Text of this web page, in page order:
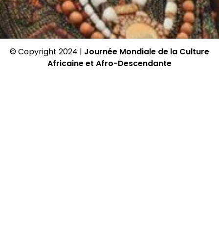
© Copyright 2024 | Journée Mondiale de la Culture
Africaine et Afro-Descendante